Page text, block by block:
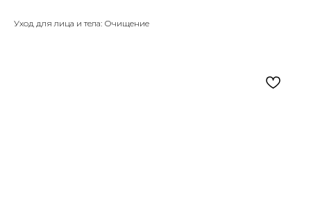
Уход для лица и тела: Очищение